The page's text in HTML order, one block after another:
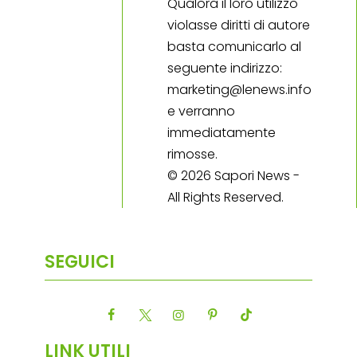
violasse diritti di autore
basta comunicarlo al
seguente indirizzo:
marketing@lenews.info
e verranno
immediatamente
rimosse.
© 2026 Sapori News -
All Rights Reserved.
SEGUICI
LINK UTILI